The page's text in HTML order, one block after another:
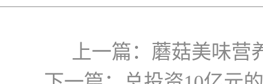
上一篇： 蘑菇美味营